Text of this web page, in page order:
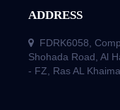
ADDRESS
FDRK6058,
Shohada Road, Al
- FZ, Ras AL